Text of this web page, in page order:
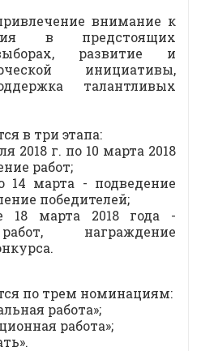
внимание к
в предстоящих
развитие и
инициативы,
талантливых
в три этапа:
2018 г. по 10 марта 2018
работ;
14 марта - подведение
победителей;
18 марта 2018 года -
награждение
по трем номинациям:
работа»;
работа»;